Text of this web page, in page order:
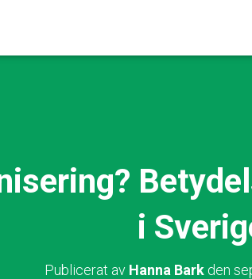
i
Publicerat av Hanna Barkden